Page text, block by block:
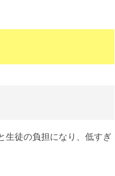
生徒の負担になり、低すぎ